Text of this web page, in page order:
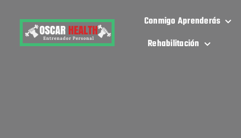
Conmigo Aprenderás
Rehabilitación